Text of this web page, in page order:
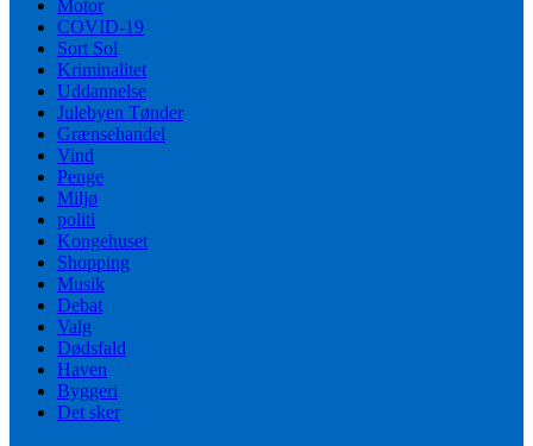
Motor
COVID-19
Sort Sol
Kriminalitet
Uddannelse
Julebyen Tønder
Grænsehandel
Vind
Penge
Miljø
politi
Kongehuset
Shopping
Musik
Debat
Valg
Dødsfald
Haven
Byggeri
Det sker